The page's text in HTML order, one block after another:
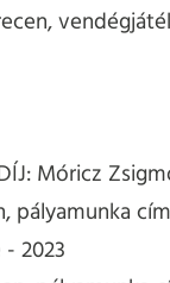
Móricz
pályamunka
2023